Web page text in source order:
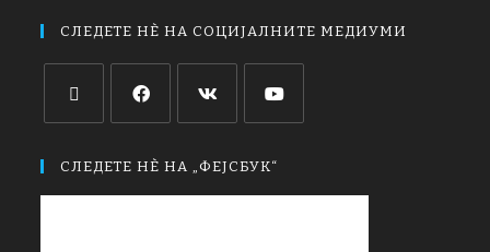
СЛЕДЕТЕ НЀ НА СОЦИЈАЛНИТЕ МЕДИУМИ
СЛЕДЕТЕ НЀ НА „ФЕЈСБУК“